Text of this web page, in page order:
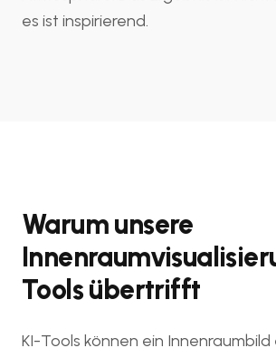
es ist inspirierend.
Warum unsere
Tools übertrifft
KI-Tools können ein